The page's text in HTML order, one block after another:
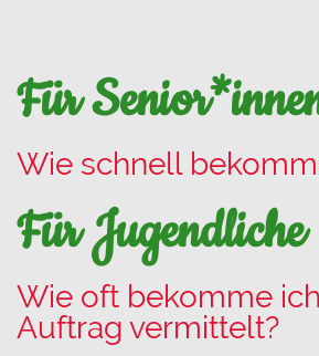
Für
Wie schnell
Für Jugendliche
Wie oft bekomme
Auftrag vermittelt?